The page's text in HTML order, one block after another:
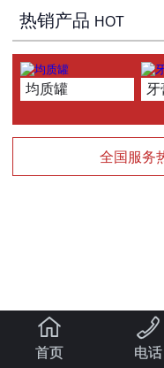
热销产品 HOT
均质罐
牙
全国服务

首页

电话